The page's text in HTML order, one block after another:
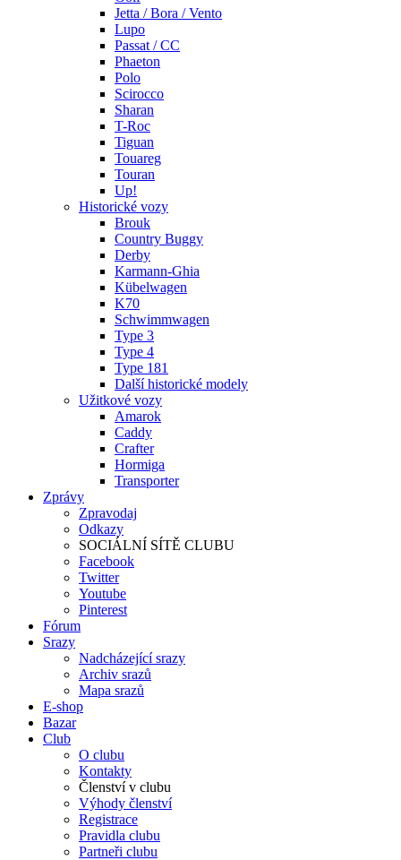
Jetta / Bora / Vento
Lupo
Passat / CC
Phaeton
Polo
Scirocco
Sharan
T-Roc
Tiguan
Touareg
Touran
Up!
Historické vozy
Brouk
Country Buggy
Derby
Karmann-Ghia
Kübelwagen
K70
Schwimmwagen
Type 3
Type 4
Type 181
Další historické modely
Užitkové vozy
Amarok
Caddy
Crafter
Hormiga
Transporter
Zprávy
Zpravodaj
Odkazy
SOCIÁLNÍ SÍTĚ CLUBU
Facebook
Twitter
Youtube
Pinterest
Fórum
Srazy
Nadcházející srazy
Archiv srazů
Mapa srazů
E-shop
Bazar
Club
O clubu
Kontakty
Členství v clubu
Výhody členství
Registrace
Pravidla clubu
Partneři clubu